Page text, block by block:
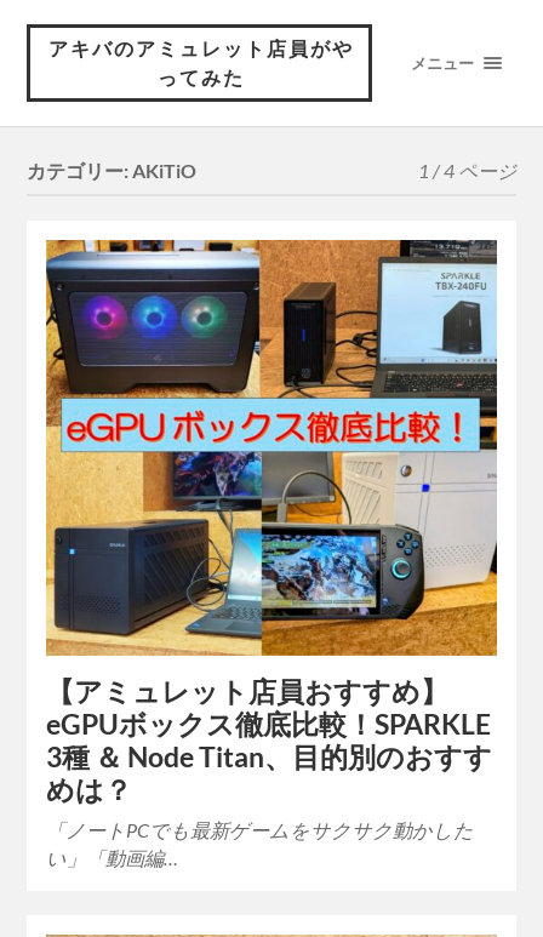
アキバのアミュレット店員がや
ってみた
メニュー
カテゴリー:AKiTiO 1 / 4 ページ
【アミュレット店員おすすめ】
eGPUボックス徹底比較！SPARKLE
3種 ＆ Node Titan、目的別のおすす
めは？
「ノートPCでも最新ゲームをサクサク動かした
い」「動画編…